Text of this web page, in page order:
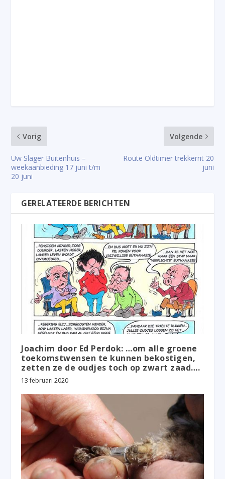
Vorig
Uw Slager Buitenhuis –
weekaanbieding 17 juni t/m
20 juni
Volgende
Route Oldtimer trekkerrit 20
juni
GERELATEERDE BERICHTEN
Joachim door Ed Perdok: …om alle groene
toekomstwensen te kunnen bekostigen,
zetten ze de oudjes toch op zwart zaad….
13 februari 2020